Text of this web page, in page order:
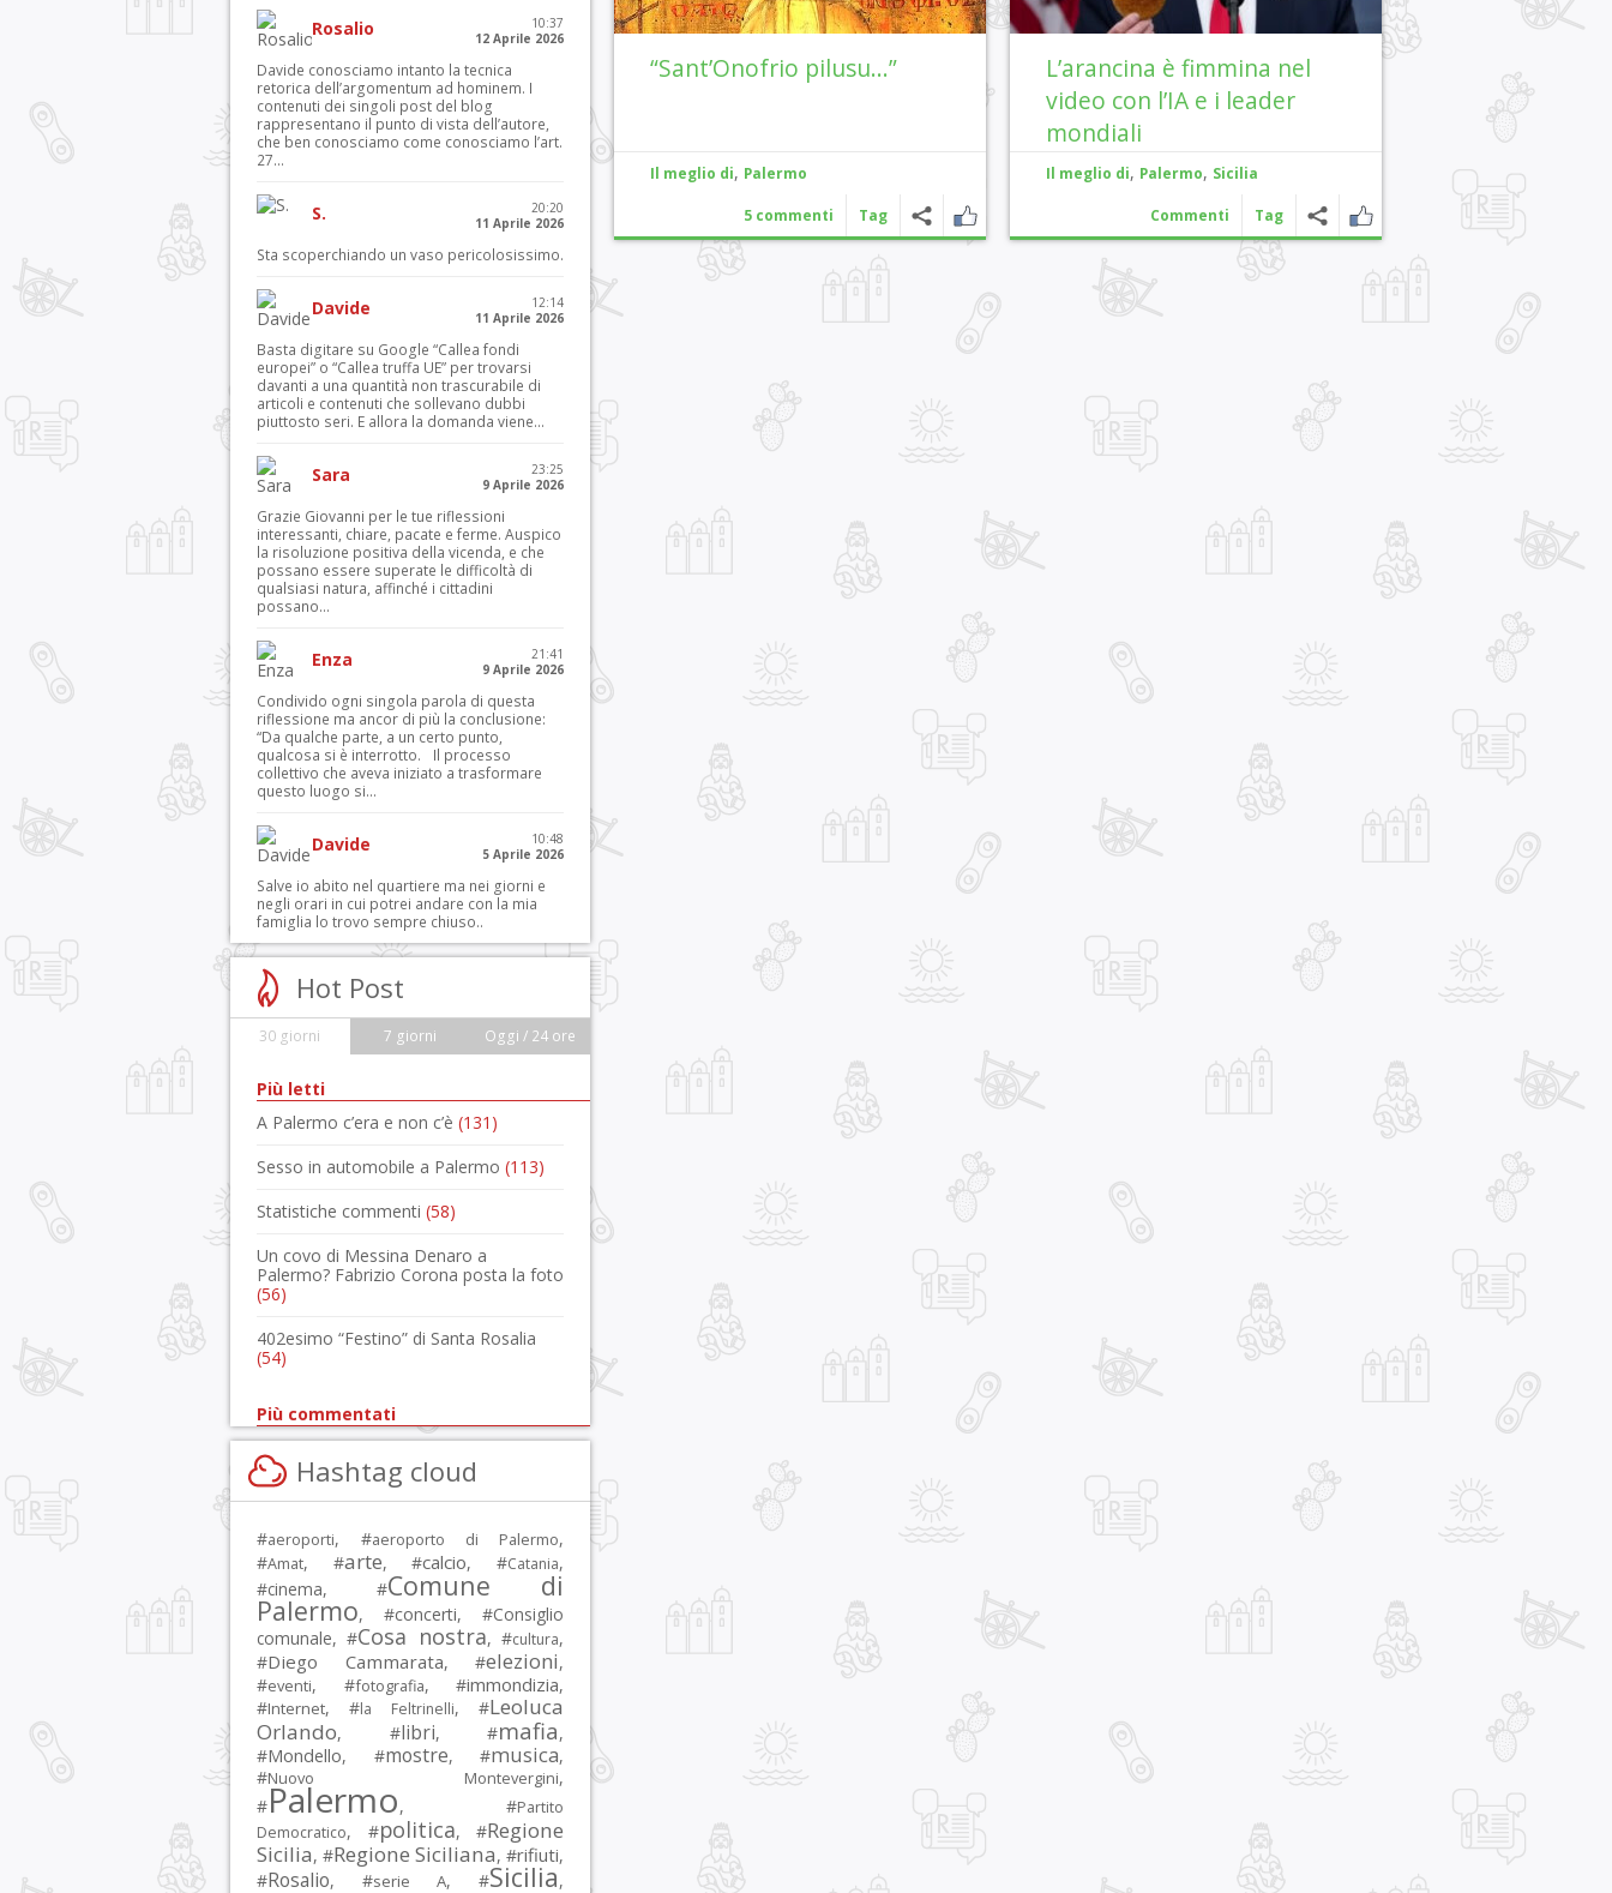
L’arancina è fimmina nel
video con l’IA e i leader
mondiali
Il meglio di, Palermo, Sicilia
Commenti Tag
“Sant’Onofrio pilusu…”
Il meglio di, Palermo
5 commenti Tag
Rosalio
10:37
12 Aprile 2026
Davide conosciamo intanto la tecnica
retorica dell’argomentum ad hominem. I
contenuti dei singoli post del blog
rappresentano il punto di vista dell’autore,
che ben conosciamo come conosciamo l’art.
27...
S.
20:20
11 Aprile 2026
Sta scoperchiando un vaso pericolosissimo.
Davide
12:14
11 Aprile 2026
Basta digitare su Google “Callea fondi
europei” o “Callea truffa UE” per trovarsi
davanti a una quantità non trascurabile di
articoli e contenuti che sollevano dubbi
piuttosto seri. E allora la domanda viene...
Sara
23:25
9 Aprile 2026
Grazie Giovanni per le tue riflessioni
interessanti, chiare, pacate e ferme. Auspico
la risoluzione positiva della vicenda, e che
possano essere superate le difficoltà di
qualsiasi natura, affinché i cittadini
possano...
Enza
21:41
9 Aprile 2026
Condivido ogni singola parola di questa
riflessione ma ancor di più la conclusione:
“Da qualche parte, a un certo punto,
qualcosa si è interrotto. Il processo
collettivo che aveva iniziato a trasformare
questo luogo si...
Davide
10:48
5 Aprile 2026
Salve io abito nel quartiere ma nei giorni e
negli orari in cui potrei andare con la mia
famiglia lo trovo sempre chiuso..
Hot Post
30 giorni 7 giorni Oggi / 24 ore
Più letti
A Palermo c’era e non c’è (131)
Sesso in automobile a Palermo (113)
Statistiche commenti (58)
Un covo di Messina Denaro a
Palermo? Fabrizio Corona posta la foto
(56)
402esimo “Festino” di Santa Rosalia
(54)
Più commentati
Hashtag cloud
#aeroporti, #aeroporto di Palermo,
#Amat, #arte, #calcio, #Catania,
#cinema, #Comune di
Palermo, #concerti, #Consiglio
comunale, #Cosa nostra, #cultura,
#Diego Cammarata, #elezioni,
#eventi, #fotografia, #immondizia,
#Internet, #la Feltrinelli, #Leoluca
Orlando, #libri, #mafia,
#Mondello, #mostre, #musica,
#Nuovo Montevergini,
#Palermo, #Partito
Democratico, #politica, #Regione
Sicilia, #Regione Siciliana, #rifiuti,
#Rosalio, #serie A, #Sicilia,